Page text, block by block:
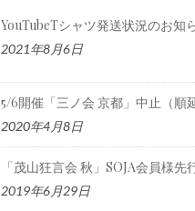
YouTubeTシャツ発送状況のお知
2021年8月6日
5/6開催「三ノ会 京都」中止（順
2020年4月8日
「茂山狂言会 秋」SOJA会員様先
2019年6月29日